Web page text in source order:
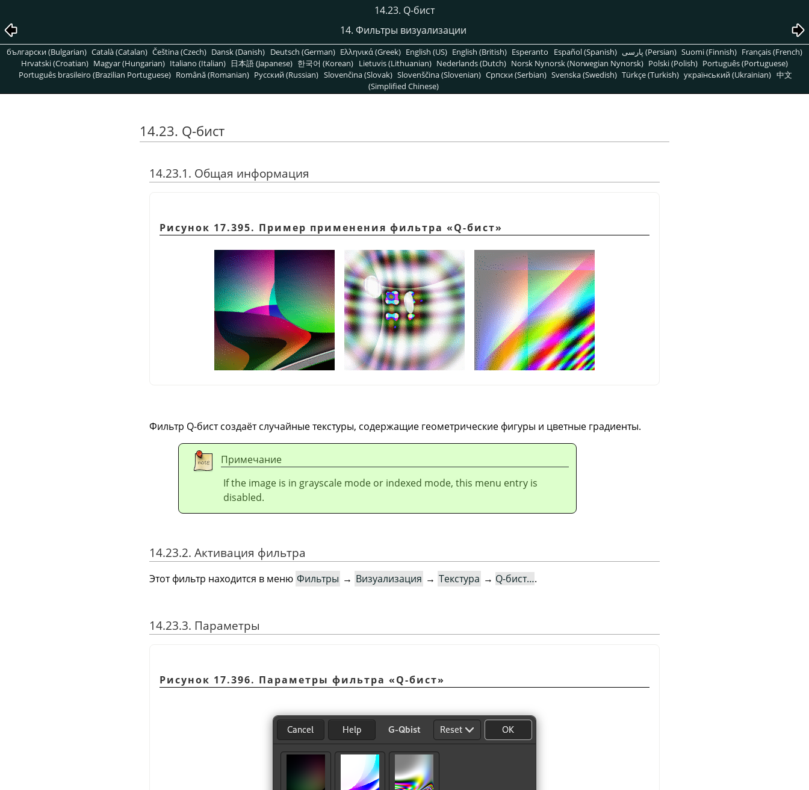
14.23. Q-бист
14. Фильтры визуализации
български (Bulgarian) Català (Catalan) Čeština (Czech) Dansk (Danish) Deutsch (German) Ελληνικά (Greek) English (US) English (British) Esperanto Español (Spanish) پارسی (Persian) Suomi (Finnish) Français (French)
Hrvatski (Croatian) Magyar (Hungarian) Italiano (Italian) 日本語 (Japanese) 한국어 (Korean) Lietuvis (Lithuanian) Nederlands (Dutch) Norsk Nynorsk (Norwegian Nynorsk) Polski (Polish) Português (Portuguese)
Português brasileiro (Brazilian Portuguese) Română (Romanian) Pусский (Russian) Slovenčina (Slovak) Slovenščina (Slovenian) Српски (Serbian) Svenska (Swedish) Türkçe (Turkish) український (Ukrainian) 中文
(Simplified Chinese)
14.23. Q-бист
14.23.1. Общая информация
Рисунок 17.395. Пример применения фильтра «Q-бист»
Фильтр Q-бист создаёт случайные текстуры, содержащие геометрические фигуры и цветные градиенты.
Примечание
If the image is in grayscale mode or indexed mode, this menu entry is
disabled.
14.23.2. Активация фильтра
Этот фильтр находится в меню Фильтры → Визуализация → Текстура → Q-бист….
14.23.3. Параметры
Рисунок 17.396. Параметры фильтра «Q-бист»